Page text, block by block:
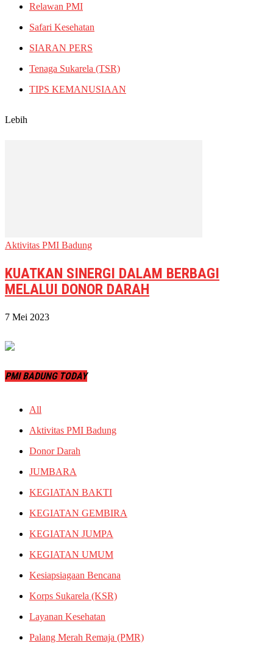
Relawan PMI
Safari Kesehatan
SIARAN PERS
Tenaga Sukarela (TSR)
TIPS KEMANUSIAAN
Lebih
Aktivitas PMI Badung
KUATKAN SINERGI DALAM BERBAGI
MELALUI DONOR DARAH
7 Mei 2023
PMI BADUNG TODAY
All
Aktivitas PMI Badung
Donor Darah
JUMBARA
KEGIATAN BAKTI
KEGIATAN GEMBIRA
KEGIATAN JUMPA
KEGIATAN UMUM
Kesiapsiagaan Bencana
Korps Sukarela (KSR)
Layanan Kesehatan
Palang Merah Remaja (PMR)